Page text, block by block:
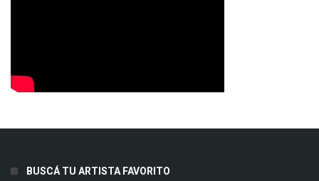
BUSCÁ TU ARTISTA FAVORITO